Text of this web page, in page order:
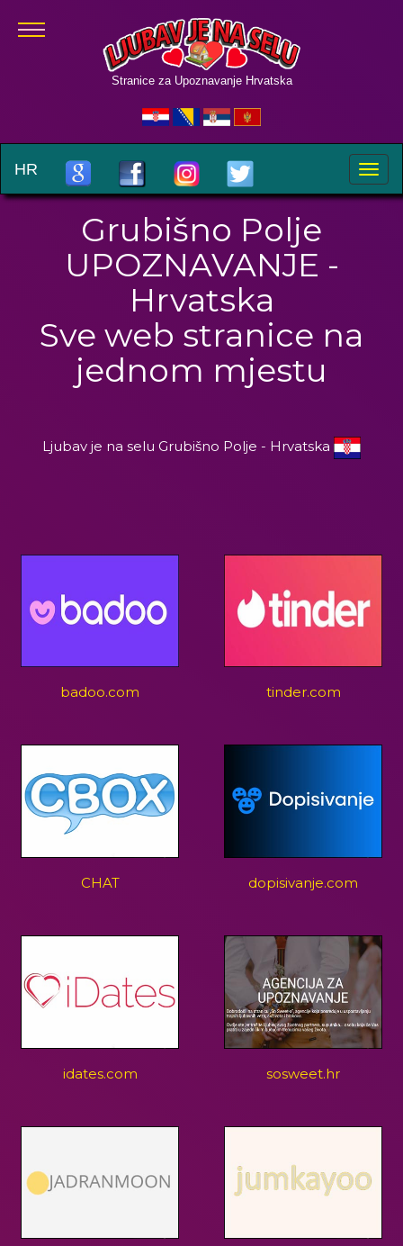
Stranice za Upoznavanje Hrvatska
Toggle
HR
Grubišno Polje
UPOZNAVANJE -
Hrvatska
Sve web stranice na
jednom mjestu
Ljubav je na selu Grubišno Polje - Hrvatska
badoo.com tinder.com
CHAT dopisivanje.com
idates.com sosweet.hr